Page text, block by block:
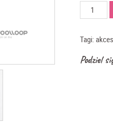
ilość
KnitPro
Metall
na
Tagi:
Podziel